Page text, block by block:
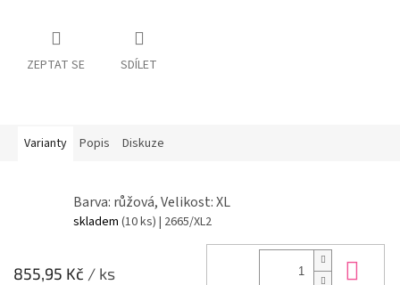
ZEPTAT SE SDÍLET
Varianty Popis Diskuze
Barva: růžová, Velikost: XL
skladem (10 ks) | 2665/XL2
855,95 Kč / ks